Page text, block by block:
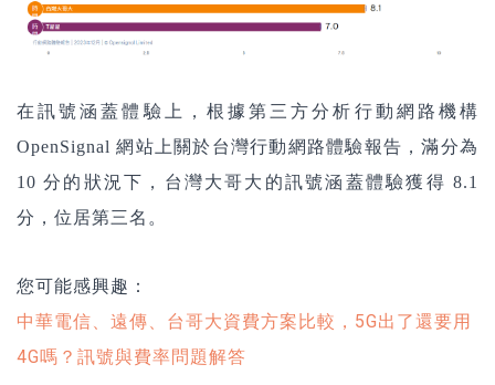
在訊號涵蓋體驗上，根據第三方分析行動網路機構
OpenSignal 網站上關於台灣行動網路體驗報告，滿分為
10 分的狀況下，台灣大哥大的訊號涵蓋體驗獲得 8.1
分，位居第三名。
您可能感興趣：
中華電信、遠傳、台哥大資費方案比較，5G出了還要用
4G嗎？訊號與費率問題解答